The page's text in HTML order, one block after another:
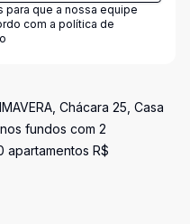
para que a nossa equipe
com a política de
Chácara 25, Casa
fundos com 2
apartamentos R$